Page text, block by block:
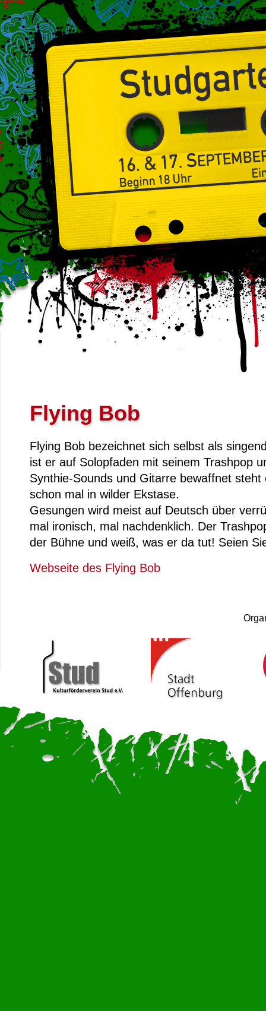
Flying Bob
Flying Bob bezeichnet sich selbst als
ist er auf Solopfaden mit seinem Trashpop
Synthie-Sounds und Gitarre bewaffnet
schon mal in wilder Ekstase.
Gesungen wird meist auf Deutsch über
mal ironisch, mal nachdenklich. Der
der Bühne und weiß, was er da tut! Seien
Webseite des Flying Bob